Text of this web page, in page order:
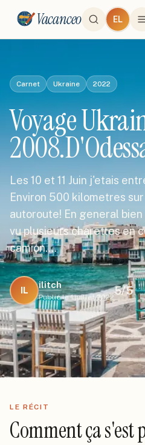
Vacanceo EL
Carnet Ukraine 2022
Voyage
Les 10 et 11 Juin j'etais
Environ 500 kilometres
autoroute! En general
vu plusieurs charettes en
camion.…
IL
ilitch
Publié le 1 juillet 2022
5/5
LE RÉCIT
Comment ça s'est